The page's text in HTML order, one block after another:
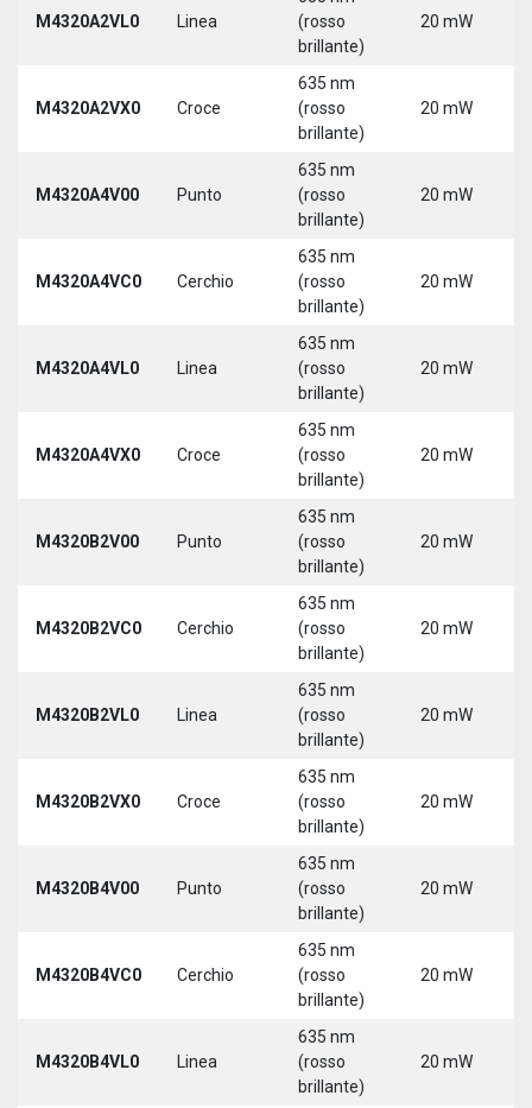
M4320A2VL0 Linea
(rosso
brillante)
20 mW
M4320A2VX0 Croce
635 nm
(rosso
brillante)
20 mW
M4320A4V00 Punto
635 nm
(rosso
brillante)
20 mW
M4320A4VC0 Cerchio
635 nm
(rosso
brillante)
20 mW
M4320A4VL0 Linea
635 nm
(rosso
brillante)
20 mW
M4320A4VX0 Croce
635 nm
(rosso
brillante)
20 mW
M4320B2V00 Punto
635 nm
(rosso
brillante)
20 mW
M4320B2VC0 Cerchio
635 nm
(rosso
brillante)
20 mW
M4320B2VL0 Linea
635 nm
(rosso
brillante)
20 mW
M4320B2VX0 Croce
635 nm
(rosso
brillante)
20 mW
M4320B4V00 Punto
635 nm
(rosso
brillante)
20 mW
M4320B4VC0 Cerchio
635 nm
(rosso
brillante)
20 mW
M4320B4VL0 Linea
635 nm
(rosso
brillante)
20 mW